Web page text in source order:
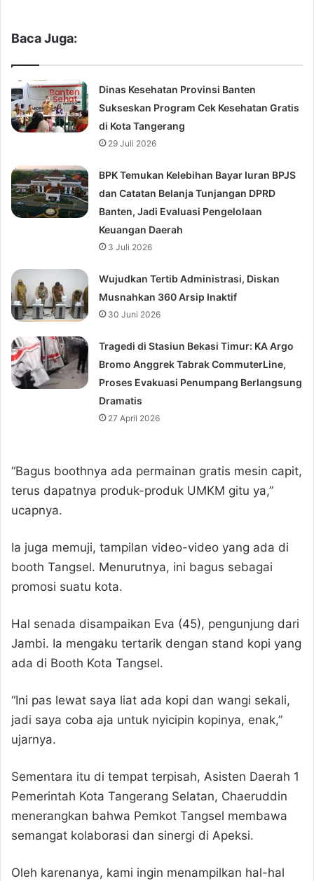
Baca Juga:
Dinas Kesehatan Provinsi Banten
Sukseskan Program Cek Kesehatan Gratis
di Kota Tangerang
29 Juli 2026
BPK Temukan Kelebihan Bayar Iuran BPJS
dan Catatan Belanja Tunjangan DPRD
Banten, Jadi Evaluasi Pengelolaan
Keuangan Daerah
3 Juli 2026
Wujudkan Tertib Administrasi, Diskan
Musnahkan 360 Arsip Inaktif
30 Juni 2026
Tragedi di Stasiun Bekasi Timur: KA Argo
Bromo Anggrek Tabrak CommuterLine,
Proses Evakuasi Penumpang Berlangsung
Dramatis
27 April 2026
“Bagus boothnya ada permainan gratis mesin capit,
terus dapatnya produk-produk UMKM gitu ya,”
ucapnya.
Ia juga memuji, tampilan video-video yang ada di
booth Tangsel. Menurutnya, ini bagus sebagai
promosi suatu kota.
Hal senada disampaikan Eva (45), pengunjung dari
Jambi. Ia mengaku tertarik dengan stand kopi yang
ada di Booth Kota Tangsel.
“Ini pas lewat saya liat ada kopi dan wangi sekali,
jadi saya coba aja untuk nyicipin kopinya, enak,”
ujarnya.
Sementara itu di tempat terpisah, Asisten Daerah 1
Pemerintah Kota Tangerang Selatan, Chaeruddin
menerangkan bahwa Pemkot Tangsel membawa
semangat kolaborasi dan sinergi di Apeksi.
Oleh karenanya, kami ingin menampilkan hal-hal